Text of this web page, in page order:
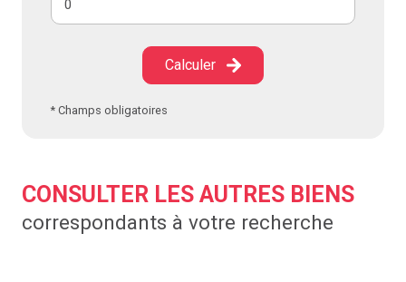
Calculer
* Champs obligatoires
CONSULTER LES AUTRES BIENS
correspondants à votre recherche